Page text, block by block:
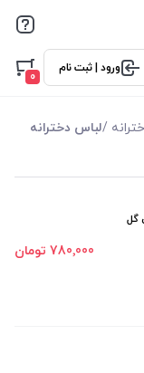
ورود | ثبت نام
0
/لباس دخترانه
گل
780٬000 تومان